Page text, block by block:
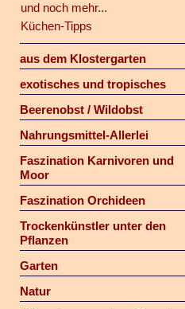
und noch mehr...
Küchen-Tipps
aus dem Klostergarten
exotisches und tropisches
Beerenobst / Wildobst
Nahrungsmittel-Allerlei
Faszination Karnivoren und
Moor
Faszination Orchideen
Trockenkünstler unter den
Pflanzen
Garten
Natur